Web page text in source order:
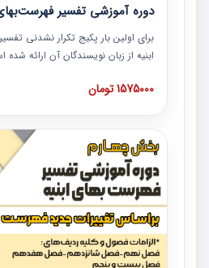
دوره آموزشی تفسیر
برای اولین بار پکیج تکرار نشدنی
ابنیه از زبان نویسندگان آن ارائه
ردیف ها و مطالب فهرست بها تفسیر
دوره به صورت کامل تصویری بوده و به
دوره با کلام مهندس علیرضاحسین‌زاده
مشاور در امر بازنگری فهرست بها رشته
همکارانی که در حوزه صنعت ساخت
توصیه می کنیم از مطالب این دوره
1575000 تومان